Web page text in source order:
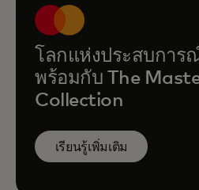
สิทธิประโยชน์ของ World
อย่างราบรื่นกับไลฟ์สไตล์
อยู่ที่บ้านหรือขณะเดินทาง
โลกแห่งประสบกา
พร้อมกับ The
Collection
เรียนรู้เพิ่มเติม